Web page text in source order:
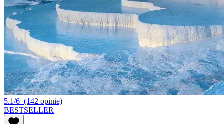
5.1/6 (142 opinie)
BESTSELLER